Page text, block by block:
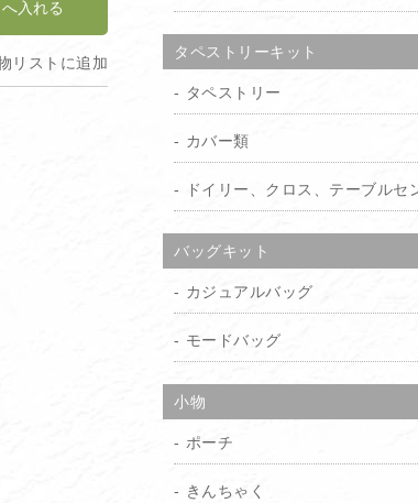
リストに追加
タペストリーキット
タペストリー
カバー類
ドイリー、クロス、テーブルセ
バッグキット
カジュアルバッグ
モードバッグ
小物
ポーチ
きんちゃく